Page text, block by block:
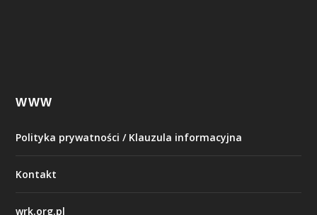
WWW
Polityka prywatności / Klauzula informacyjna
Kontakt
wrk.org.pl